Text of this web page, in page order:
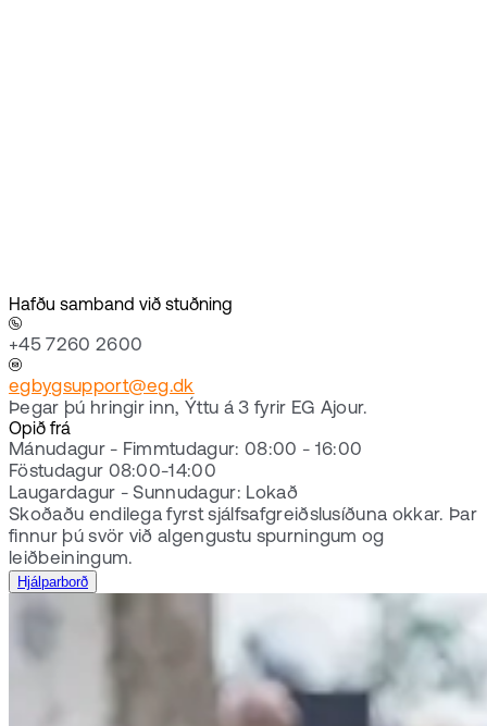
Hafðu samband við stuðning
+45 7260 2600
egbygsupport@eg.dk
Þegar þú hringir inn, Ýttu á 3 fyrir EG Ajour.
Opið frá
Mánudagur - Fimmtudagur: 08:00 - 16:00
Föstudagur 08:00-14:00
Laugardagur - Sunnudagur: Lokað
Skoðaðu endilega fyrst sjálfsafgreiðslusíðuna okkar. Þar
finnur þú svör við algengustu spurningum og
leiðbeiningum.
Hjálparborð